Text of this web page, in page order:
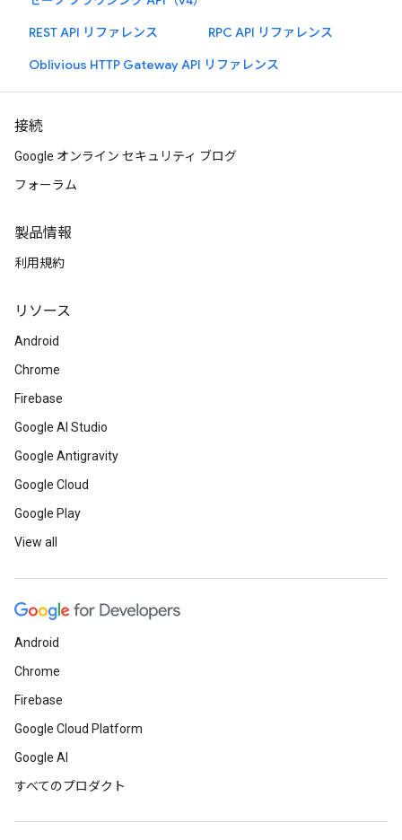
REST API リファレンス
RPC API リファレンス
Oblivious HTTP Gateway API リファレンス
接続
Google オンライン セキュリティ ブログ
フォーラム
製品情報
利用規約
リソース
Android
Chrome
Firebase
Google AI Studio
Google Antigravity
Google Cloud
Google Play
View all
Android
Chrome
Firebase
Google Cloud Platform
Google AI
すべてのプロダクト